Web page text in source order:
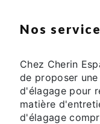
Nos
Chez Cherin
de proposer
d'élagage pour
matière
d'élagage